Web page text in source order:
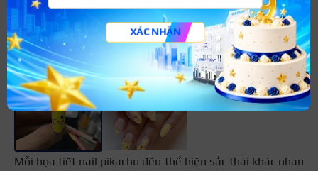
Họa tiết và cách dạy vẽ nail hoạt hình pikachu đang rất
thịnh hành và phổ biến. Không riêng gì từ các phụ kiện
tóc, kẹp, dây chuyền, nhẫn, mà bây giờ ngay cả nail cũng
có thể thực hiện.
+2
Mỗi họa tiết nail pikachu đều thể hiện sắc thái khác nhau
XÁC NHẬN